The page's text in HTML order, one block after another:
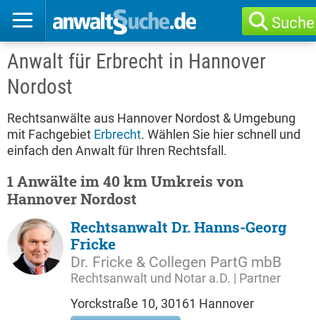
Suche
Anwalt für Erbrecht in Hannover
Nordost
Rechtsanwälte aus Hannover Nordost & Umgebung
mit Fachgebiet Erbrecht. Wählen Sie hier schnell und
einfach den Anwalt für Ihren Rechtsfall.
1 Anwälte im 40 km Umkreis von
Hannover Nordost
Rechtsanwalt Dr. Hanns-Georg
Fricke
Dr. Fricke & Collegen PartG mbB
Rechtsanwalt und Notar a.D. | Partner
Yorckstraße 10, 30161 Hannover